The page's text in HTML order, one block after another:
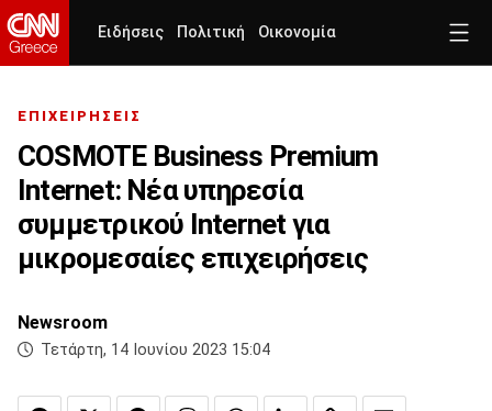
Ειδήσεις Πολιτική Οικονομία
ΕΠΙΧΕΙΡΗΣΕΙΣ
COSMOTE Business Premium
Internet: Νέα υπηρεσία
συμμετρικού Ιnternet για
μικρομεσαίες επιχειρήσεις
Newsroom
Τετάρτη, 14 Ιουνίου 2023 15:04